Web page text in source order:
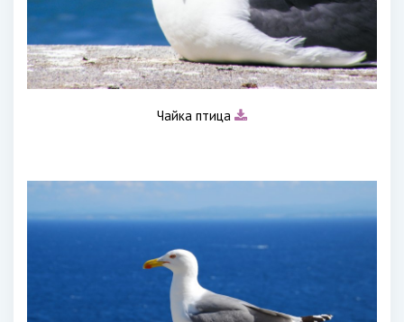
Чайка птица